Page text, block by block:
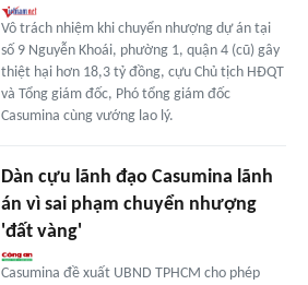
Vô trách nhiệm khi chuyển nhượng dự án tại
số 9 Nguyễn Khoái, phường 1, quận 4 (cũ) gây
thiệt hại hơn 18,3 tỷ đồng, cựu Chủ tịch HĐQT
và Tổng giám đốc, Phó tổng giám đốc
Casumina cùng vướng lao lý.
Dàn cựu lãnh đạo Casumina lãnh
án vì sai phạm chuyển nhượng
'đất vàng'
Casumina đề xuất UBND TPHCM cho phép